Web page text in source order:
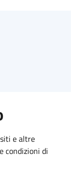
e altre
condizioni di